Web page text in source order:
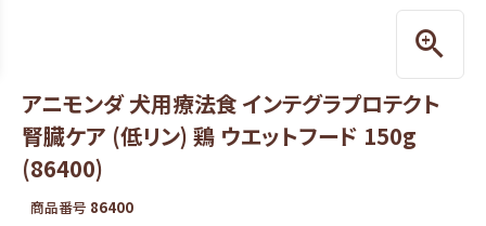
アニモンダ 犬用療法食 インテグラプロテクト
腎臓ケア (低リン) 鶏 ウエットフード 150g
(86400)
商品番号 86400